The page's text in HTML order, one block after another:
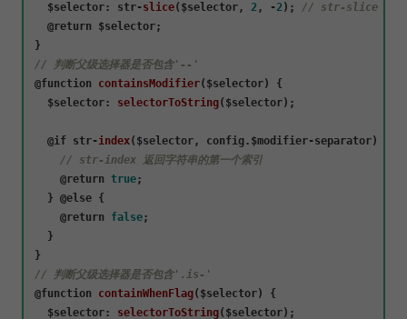
$selector: str-slice($selector, 2, -2); // str-slice 截取
  @
return $selector;
// 判断父级选择器是否包含'--'
@function containsModifier( $selector) {
$selector: selectorToString($selector);
  @
if str-index( $selector, config.$modifier-separator) {
// str-index 返回字符串的第一个索引
    @
return true;
  } @
else {
    @
return false;
  }
// 判断父级选择器是否包含'.is-'
@function containWhenFlag( $selector) {
$selector: selectorToString($selector);